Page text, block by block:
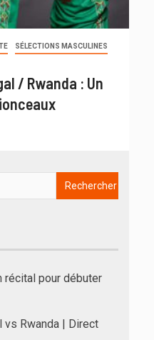
SÉLECTIONS MASCULINES
/ Rwanda : Un
récital pour débuter
vs Rwanda | Direct